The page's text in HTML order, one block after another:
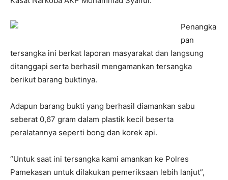
Penangka
pan
tersangka ini berkat laporan masyarakat dan langsung
ditanggapi serta berhasil mengamankan tersangka
berikut barang buktinya.
Adapun barang bukti yang berhasil diamankan sabu
seberat 0,67 gram dalam plastik kecil beserta
peralatannya seperti bong dan korek api.
“Untuk saat ini tersangka kami amankan ke Polres
Pamekasan untuk dilakukan pemeriksaan lebih lanjut”,